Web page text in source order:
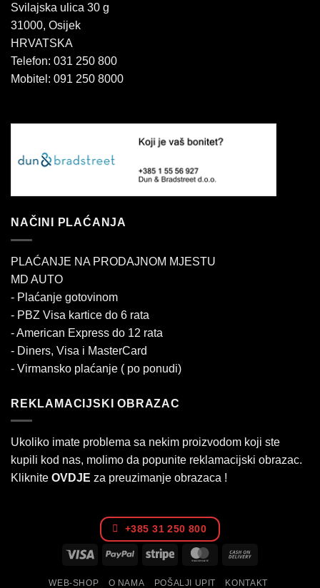
Svilajska ulica 30 g
31000, Osijek
HRVATSKA
Telefon: 031 250 800
Mobitel: 091 250 8000
NAČINI PLAĆANJA
PLAĆANJE NA PRODAJNOM MJESTU
MD AUTO
- Plaćanje gotovinom
- PBZ Visa kartice do 6 rata
- American Express do 12 rata
- Diners, Visa i MasterCard
- Virmansko plaćanje ( po ponudi)
REKLAMACIJSKI OBRAZAC
Ukoliko imate problema sa nekim proizvodom koji ste
kupili kod nas, molimo da popunite reklamacijski obrazac.
Kliknite OVDJE za preuzimanje obrazaca !
+385 31 250 800
Visa PayPal Stripe MasterCard
WEB-SHOP O NAMA POŠALJI UPIT KONTAKT